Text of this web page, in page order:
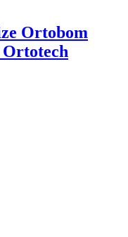
Ortobom
Ortotech